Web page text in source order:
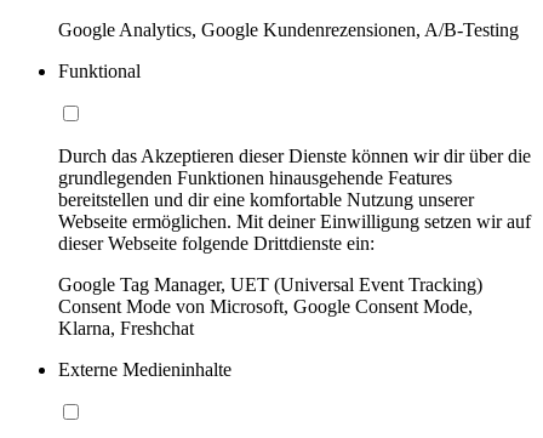
Google Analytics, Google Kundenrezensionen, A/B-Testing
Funktional
Durch das Akzeptieren dieser Dienste können wir dir über die
grundlegenden Funktionen hinausgehende Features
bereitstellen und dir eine komfortable Nutzung unserer
Webseite ermöglichen. Mit deiner Einwilligung setzen wir auf
dieser Webseite folgende Drittdienste ein:
Google Tag Manager, UET (Universal Event Tracking)
Consent Mode von Microsoft, Google Consent Mode,
Klarna, Freshchat
Externe Medieninhalte